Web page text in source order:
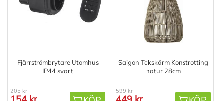
Fjärrströmbrytare Utomhus
IP44 svart
205 kr
154 kr
Saigon Takskärm Konstrotting
natur 28cm
599 kr
449 kr